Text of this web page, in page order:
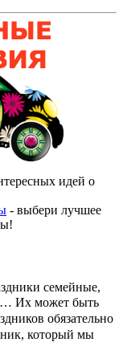
идей о
- выбери лучшее
семейные,
Их может быть
обязательно
который мы